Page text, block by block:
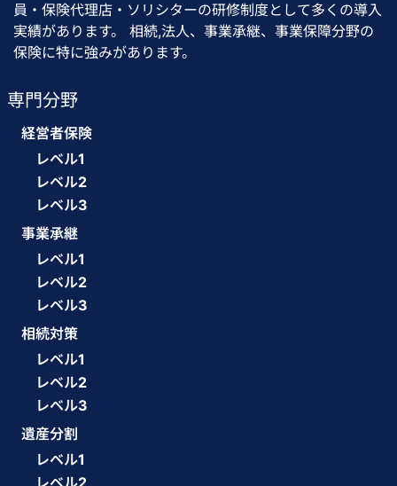
員・保険代理店・ソリシターの研修制度として多くの導入
実績があります。 相続,法人、事業承継、事業保障分野の
保険に特に強みがあります。
専門分野
経営者保険
レベル1
レベル2
レベル3
事業承継
レベル1
レベル2
レベル3
相続対策
レベル1
レベル2
レベル3
遺産分割
レベル1